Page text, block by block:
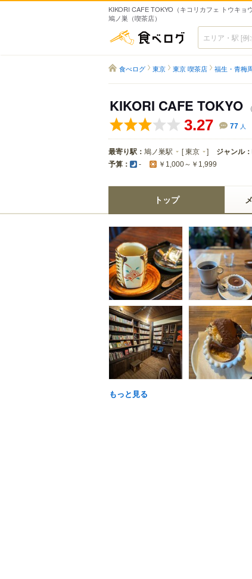
KIKORI CAFE TOKYO（キコリカフェ トウキョ
鳩ノ巣（喫茶店）
食べログ
食べログ 東京 東京 喫茶店 福生・青梅
KIKORI CAFE TOKYO
3.27 77 人
最寄り駅： 鳩ノ巣駅 [東京 ] ジャンル：
予算： - ￥1,000～￥1,999
トップ
もっと見る